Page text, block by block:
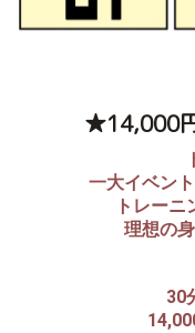
★14,000
一大イベン
トレー
理想の
30